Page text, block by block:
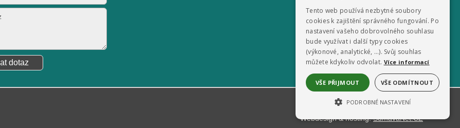
Webdesign & hosting:ŠumavaNet.CZ
Tento web používá nezbytné soubory
cookies k zajištění správného fungování. Po
nastavení vašeho dobrovolného souhlasu
bude využívat i další typy cookies
(výkonové, analytické, …). Svůj souhlas
můžete kdykoliv odvolat. Více informací
VŠE PŘIJMOUT VŠE ODMÍTNOUT
PODROBNÉ NASTAVENÍ
NEZBYTNĚ NUTNÉ SOUBORY